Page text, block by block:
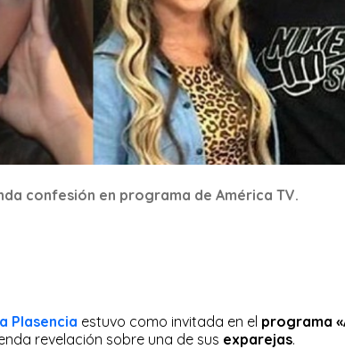
confesión en programa de América TV.
Plasencia estuvo como invitada en el programa
revelación sobre una de sus exparejas.